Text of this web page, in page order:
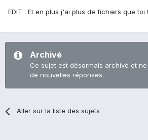
EDIT : Et en plus j'ai plus de fichiers que toi
Archivé
Ce sujet est désormais archivé et
de nouvelles réponses.
Aller sur la liste des sujets